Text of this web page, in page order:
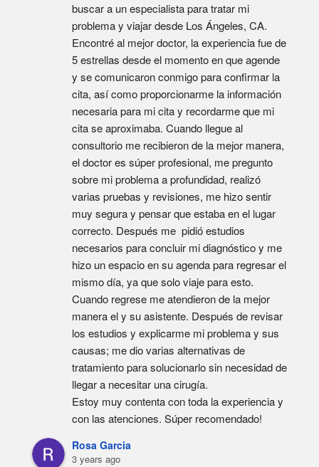
buscar a un especialista para tratar mi
problema y viajar desde Los Ángeles, CA.
Encontré al mejor doctor, la experiencia fue de
5 estrellas desde el momento en que agende
y se comunicaron conmigo para confirmar la
cita, así como proporcionarme la información
necesaria para mi cita y recordarme que mi
cita se aproximaba. Cuando llegue al
consultorio me recibieron de la mejor manera,
el doctor es súper profesional, me pregunto
sobre mi problema a profundidad, realizó
varias pruebas y revisiones, me hizo sentir
muy segura y pensar que estaba en el lugar
correcto. Después me  pidió estudios
necesarios para concluir mi diagnóstico y me
hizo un espacio en su agenda para regresar el
mismo día, ya que solo viaje para esto.
Cuando regrese me atendieron de la mejor
manera el y su asistente. Después de revisar
los estudios y explicarme mi problema y sus
causas; me dio varias alternativas de
tratamiento para solucionarlo sin necesidad de
llegar a necesitar una cirugía.
Estoy muy contenta con toda la experiencia y
con las atenciones. Súper recomendado!
Rosa Garcia
3 years ago